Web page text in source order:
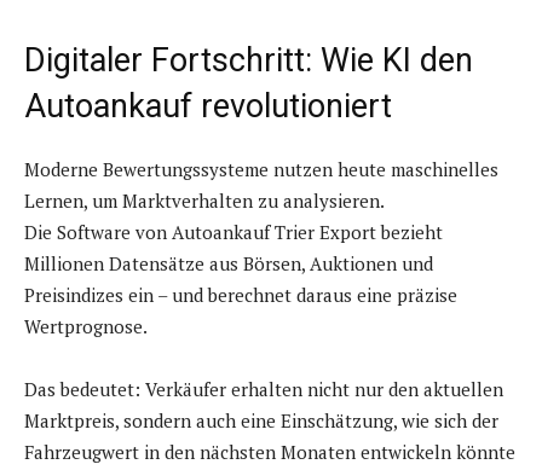
Digitaler Fortschritt: Wie KI den
Autoankauf revolutioniert
Moderne Bewertungssysteme nutzen heute maschinelles
Lernen, um Marktverhalten zu analysieren.
Die Software von Autoankauf Trier Export bezieht
Millionen Datensätze aus Börsen, Auktionen und
Preisindizes ein – und berechnet daraus eine präzise
Wertprognose.
Das bedeutet: Verkäufer erhalten nicht nur den aktuellen
Marktpreis, sondern auch eine Einschätzung, wie sich der
Fahrzeugwert in den nächsten Monaten entwickeln könnte